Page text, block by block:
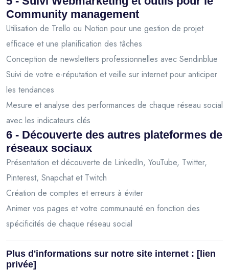
Community management
Utilisation de Trello ou Notion pour une gestion de projet
efficace et une planification des tâches
Conception de newsletters professionnelles avec Sendinblue
Suivi de votre e-réputation et veille sur internet pour anticiper
les tendances
Mesure et analyse des performances de chaque réseau social
avec les indicateurs clés
6 - Découverte des autres plateformes de
réseaux sociaux
Présentation et découverte de LinkedIn, YouTube, Twitter,
Pinterest, Snapchat et Twitch
Création de comptes et erreurs à éviter
Animer vos pages et votre communauté en fonction des
spécificités de chaque réseau social
Plus d'informations sur notre site internet : [lien
privée]